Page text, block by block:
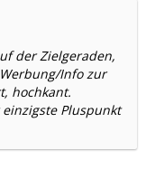
der Zielgeraden,
Info zur
hochkant.
Pluspunkt